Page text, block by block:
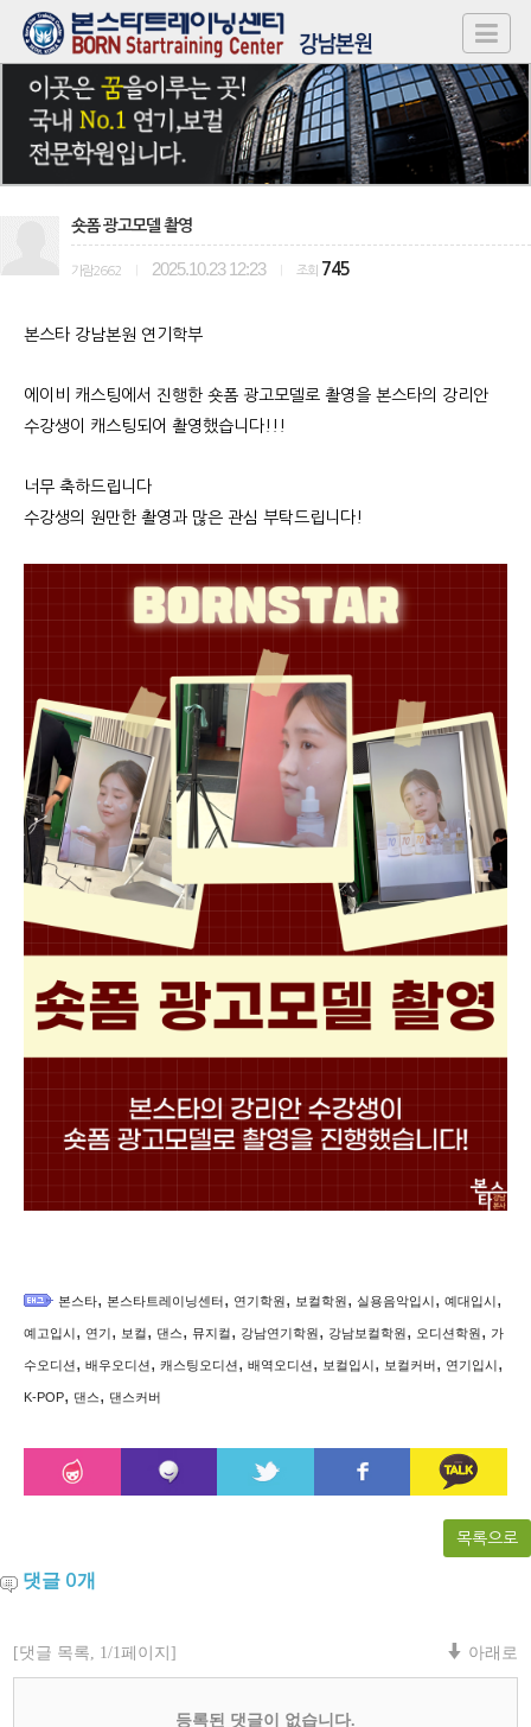
숏폼 광고모델 촬영
가람2662 2025.10.23 12:23 조회 745
본스타 강남본원 연기학부
에이비 캐스팅에서 진행한 숏폼 광고모델로 촬영을 본스타의 강리안
수강생이 캐스팅되어 촬영했습니다!!!
너무 축하드립니다
수강생의 원만한 촬영과 많은 관심 부탁드립니다!
본스타, 본스타트레이닝센터, 연기학원, 보컬학원, 실용음악입시, 예대입시,
예고입시, 연기, 보컬, 댄스, 뮤지컬, 강남연기학원, 강남보컬학원, 오디션학원, 가
수오디션, 배우오디션, 캐스팅오디션, 배역오디션, 보컬입시, 보컬커버, 연기입시,
K-POP, 댄스, 댄스커버
목록으로
댓글 0개